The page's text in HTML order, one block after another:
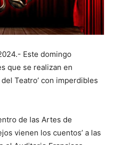
Este domingo
que se realizan en
Teatro’ con imperdibles
de las Artes de
vienen los cuentos’ a las